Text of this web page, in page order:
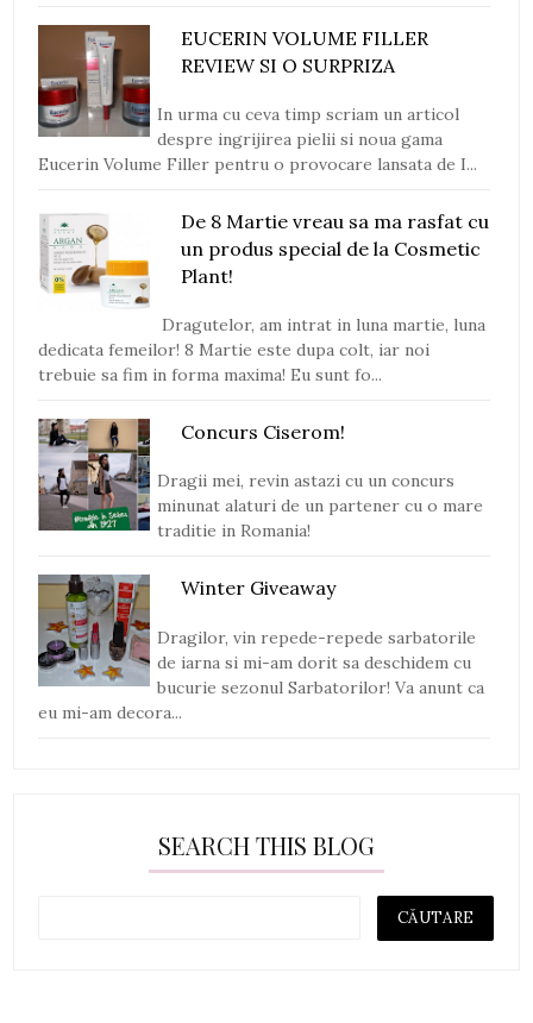
EUCERIN VOLUME FILLER
REVIEW SI O SURPRIZA
In urma cu ceva timp scriam un articol
despre ingrijirea pielii si noua gama
Eucerin Volume Filler pentru o provocare lansata de I...
De 8 Martie vreau sa ma rasfat cu
un produs special de la Cosmetic
Plant!
Dragutelor, am intrat in luna martie, luna
dedicata femeilor! 8 Martie este dupa colt, iar noi
trebuie sa fim in forma maxima! Eu sunt fo...
Concurs Ciserom!
Dragii mei, revin astazi cu un concurs
minunat alaturi de un partener cu o mare
traditie in Romania!
Winter Giveaway
Dragilor, vin repede-repede sarbatorile
de iarna si mi-am dorit sa deschidem cu
bucurie sezonul Sarbatorilor! Va anunt ca
eu mi-am decora...
SEARCH THIS BLOG